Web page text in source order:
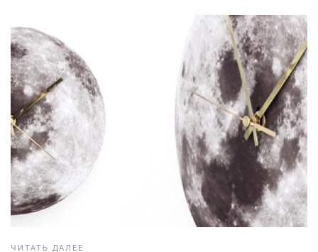
ЧИТАТЬ ДАЛЕЕ